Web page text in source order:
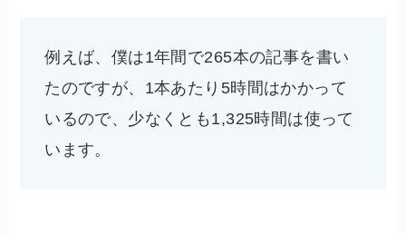
例えば、僕は1年間で265本の記事を書い
たのですが、1本あたり5時間はかかって
いるので、少なくとも1,325時間は使って
います。